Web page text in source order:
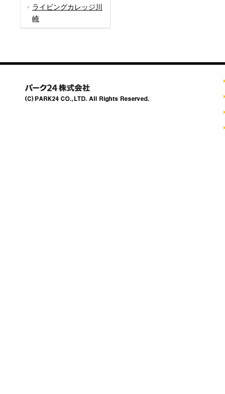
ライビングカレッジ川
崎